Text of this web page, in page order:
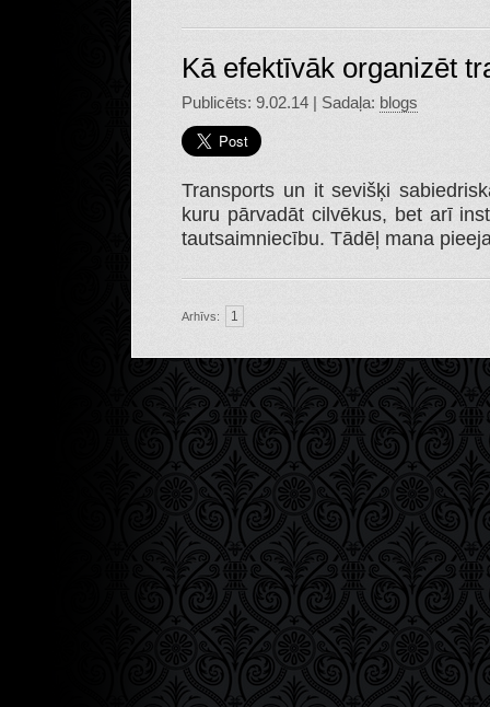
Kā efektīvāk organizēt
Publicēts: 9.02.14 | Sadaļa: blogs
Transports un it sevišķi
kuru pārvadāt cilvēkus, bet arī
tautsaimniecību. Tādēļ mana
Arhīvs: 1